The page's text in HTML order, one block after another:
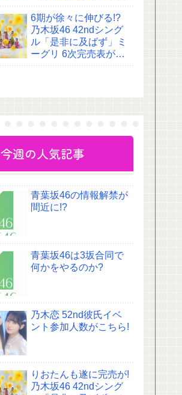
ら!
6期が徐々に伸びる!?
乃木坂46 42ndシング
ル「是非に及ばず」ミ
ーグリ 6次完売表がこ
今週の人気記事
青葉坂46の情報解禁が
間近に!?
青葉坂46は3坂合同で
何かをやるのか?
乃木恋 52nd彼氏イベ
ント参加人数がこちら!
りおたんも遂に完売が!
乃木坂46 42ndシング